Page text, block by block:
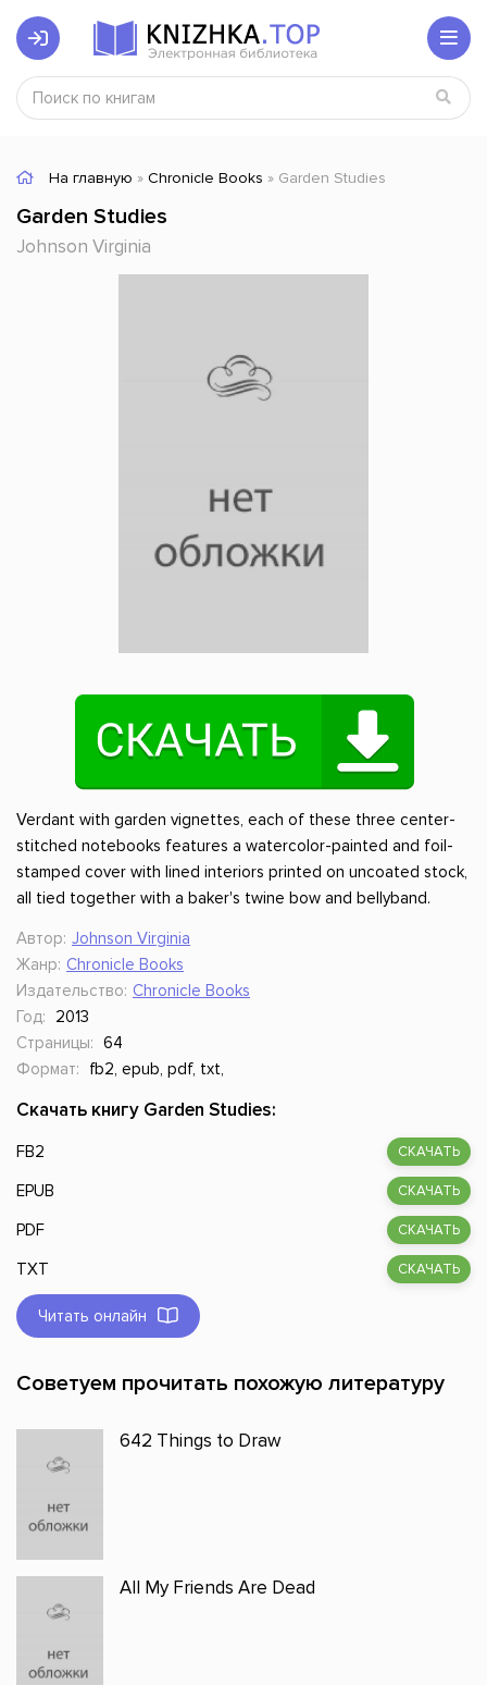
На главную » Chronicle Books » Garden Studies
Garden Studies
Johnson Virginia
Verdant with garden vignettes, each of these three center-
stitched notebooks features a watercolor-painted and foil-
stamped cover with lined interiors printed on uncoated stock,
all tied together with a baker's twine bow and bellyband.
Автор: Johnson Virginia
Жанр: Chronicle Books
Издательство: Chronicle Books
Год:
2013
Страницы: 64
Формат:
fb2, epub, pdf, txt,
Скачать книгу Garden Studies:
FB2 СКАЧАТЬ
EPUB СКАЧАТЬ
PDF СКАЧАТЬ
TXT СКАЧАТЬ
Читать онлайн
Советуем прочитать похожую литературу
642 Things to Draw
All My Friends Are Dead